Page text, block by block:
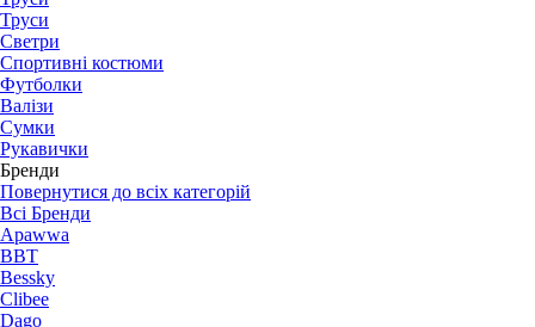
Труси
Светри
Спортивні костюми
Футболки
Валізи
Сумки
Рукавички
Бренди
Повернутися до всіх категорій
Всі Бренди
Apawwa
BBT
Bessky
Clibee
Dago